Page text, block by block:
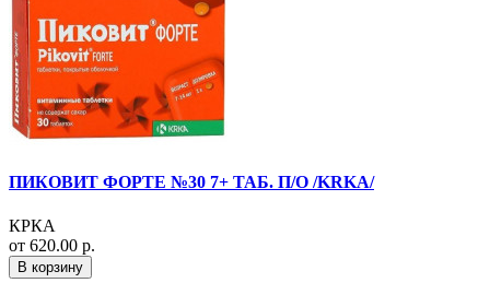
ПИКОВИТ ФОРТЕ №30 7+ ТАБ. П/О /KRKA/
КРКА
от 620.00 р.
В корзину